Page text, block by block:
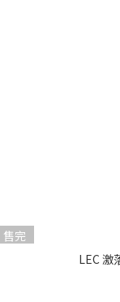
售完
LEC 激